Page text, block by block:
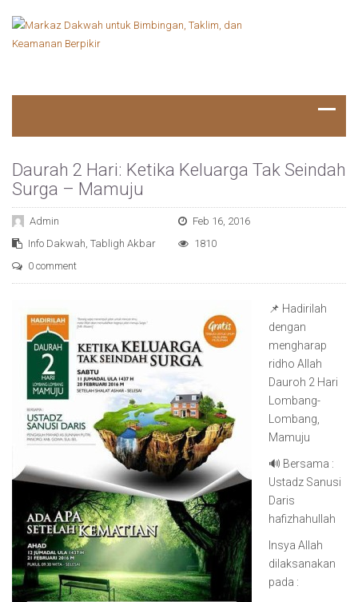
Daurah 2 Hari: Ketika Keluarga Tak Seindah
Surga – Mamuju
Admin
Feb 16, 2016
Info Dakwah, Tabligh Akbar
1810
0 comment
📌 Hadirilah
dengan
mengharap
ridho Allah
Dauroh 2 Hari
Lombang-
Lombang,
Mamuju
🔊 Bersama :
Ustadz Sanusi
Daris
hafizhahullah
Insya Allah
dilaksanakan
pada :